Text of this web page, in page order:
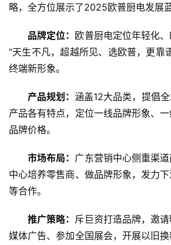
略，全方位展示了2025欧普厨电发展蓝
品牌定位： 欧普厨电定位年轻化
“天生不凡，超越所见、选欧普，更靠
终端新形象。
产品规划：涵盖12大品类，提倡
产品各有特点，定位一线品牌形象、
品牌价格。
市场布局： 广东营销中心侧重渠
中心培养零售商、做品牌形象，发力
等合作。
推广策略： 斥巨资打造品牌，邀
媒体广告、参加全国展会，开展以旧